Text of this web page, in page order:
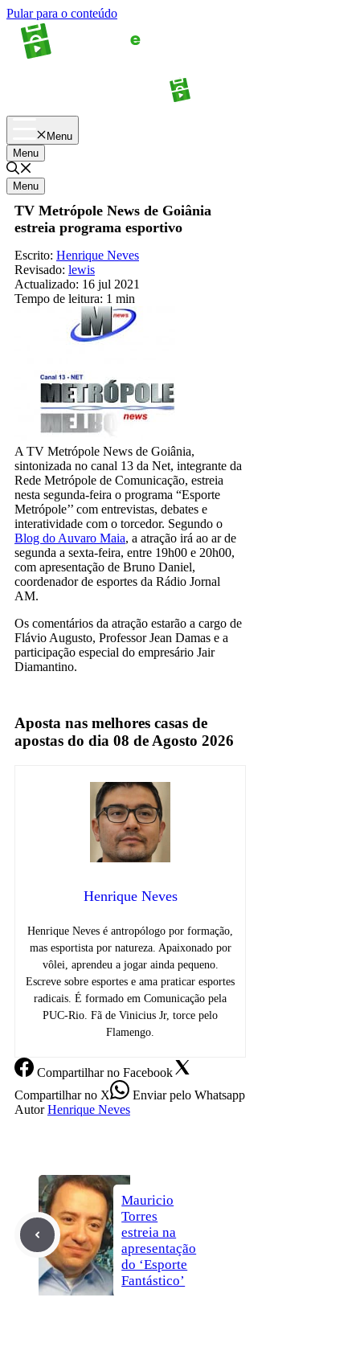
Pular para o conteúdo
Menu
Menu
Menu
TV Metrópole News de Goiânia
estreia programa esportivo
Escrito: Henrique Neves
Revisado: lewis
Actualizado: 16 jul 2021
Tempo de leitura: 1 min
A TV Metrópole News de Goiânia,
sintonizada no canal 13 da Net, integrante da
Rede Metrópole de Comunicação, estreia
nesta segunda-feira o programa “Esporte
Metrópole’’ com entrevistas, debates e
interatividade com o torcedor. Segundo o
Blog do Auvaro Maia, a atração irá ao ar de
segunda a sexta-feira, entre 19h00 e 20h00,
com apresentação de Bruno Daniel,
coordenador de esportes da Rádio Jornal
AM.
Os comentários da atração estarão a cargo de
Flávio Augusto, Professor Jean Damas e a
participação especial do empresário Jair
Diamantino.
Aposta nas melhores casas de
apostas do dia 08 de Agosto 2026
Henrique Neves
Henrique Neves é antropólogo por formação,
mas esportista por natureza. Apaixonado por
vôlei, aprendeu a jogar ainda pequeno.
Escreve sobre esportes e ama praticar esportes
radicais. É formado em Comunicação pela
PUC-Rio. Fã de Vinicius Jr, torce pelo
Flamengo.
Compartilharno Facebook
Compartilharno X Enviarpelo Whatsapp
Autor Henrique Neves
Mauricio
Torres
estreia na
apresentação
do ‘Esporte
Fantástico’